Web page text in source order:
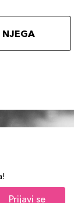
NJEGA
Prijavi se